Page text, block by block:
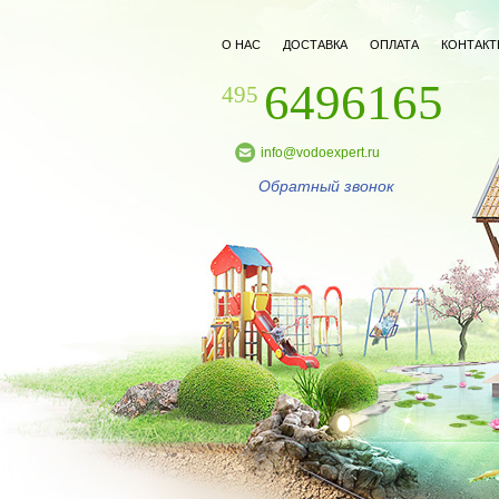
О НАС ДОСТАВКА ОПЛАТА
495 6496165
info@vodoexpert.ru
Обратный звонок